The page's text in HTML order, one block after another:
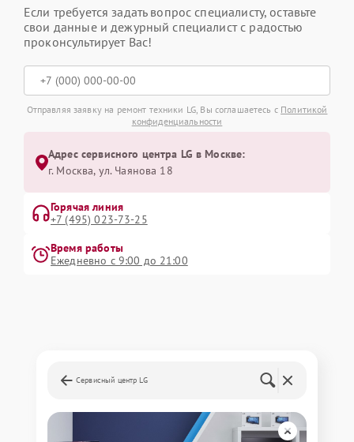
Если требуется задать вопрос специалисту, оставьте
свои данные и дежурный специалист с радостью
проконсультирует Вас!
Отправляя заявку на ремонт техники LG, Вы соглашаетесь с Политикой
конфиденциальности
Адрес сервисного центра LG в Москве:
г. Москва, ул. Чаянова 18
Горячая линия
+7 (495) 023-73-25
Время работы
Ежедневно с 9:00 до 21:00
Сервисный центр LG